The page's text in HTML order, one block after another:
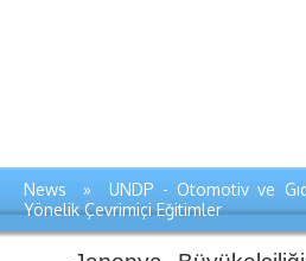
News » UNDP - Otomotiv ve
Yönelik Çevrimiçi Eğitimler